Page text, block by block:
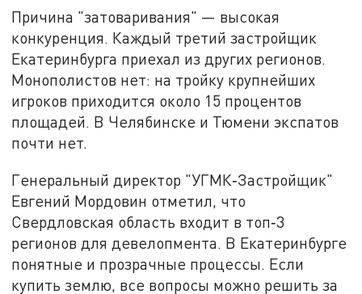
Причина "затоваривания" — высокая
конкуренция. Каждый третий застройщик
Екатеринбурга приехал из других регионов.
Монополистов нет: на тройку крупнейших
игроков приходится около 15 процентов
площадей. В Челябинске и Тюмени экспатов
почти нет.
Генеральный директор "УГМК‑Застройщик"
Евгений Мордовин отметил, что
Свердловская область входит в топ‑3
регионов для девелопмента. В Екатеринбурге
понятные и прозрачные процессы. Если
купить землю, все вопросы можно решить за